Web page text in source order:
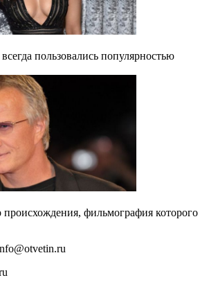
пользовались популярностью
происхождения, фильмография которого